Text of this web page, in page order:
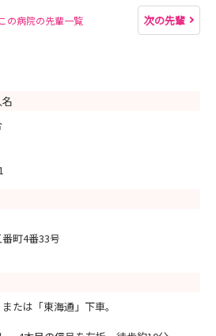
この病院の先輩一覧 次の先輩
町4番33号
たは「東海通」下車。